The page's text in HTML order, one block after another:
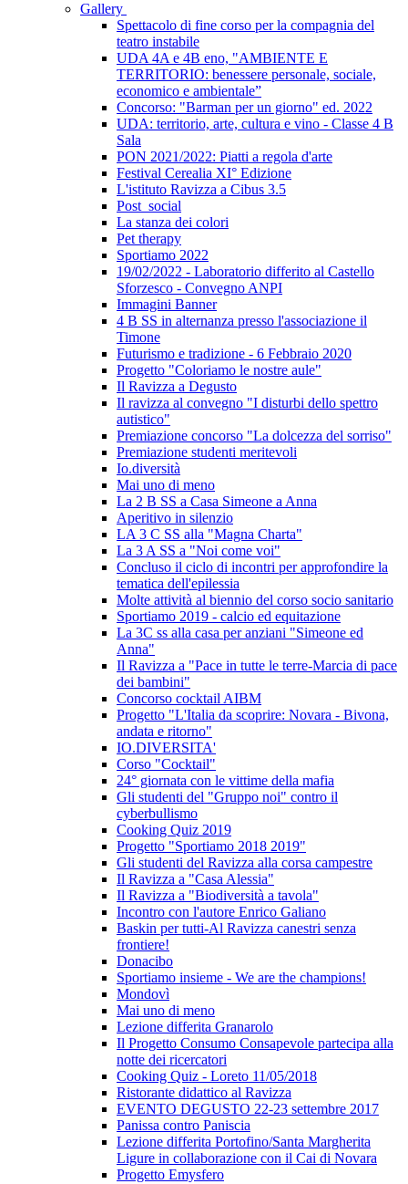
Gallery
Spettacolo di fine corso per la compagnia del
teatro instabile
UDA 4A e 4B eno, "AMBIENTE E
TERRITORIO: benessere personale, sociale,
economico e ambientale”
Concorso: "Barman per un giorno" ed. 2022
UDA: territorio, arte, cultura e vino - Classe 4 B
Sala
PON 2021/2022: Piatti a regola d'arte
Festival Cerealia XI° Edizione
L'istituto Ravizza a Cibus 3.5
Post_social
La stanza dei colori
Pet therapy
Sportiamo 2022
19/02/2022 - Laboratorio differito al Castello
Sforzesco - Convegno ANPI
Immagini Banner
4 B SS in alternanza presso l'associazione il
Timone
Futurismo e tradizione - 6 Febbraio 2020
Progetto "Coloriamo le nostre aule"
Il Ravizza a Degusto
Il ravizza al convegno "I disturbi dello spettro
autistico"
Premiazione concorso "La dolcezza del sorriso"
Premiazione studenti meritevoli
Io.diversità
Mai uno di meno
La 2 B SS a Casa Simeone a Anna
Aperitivo in silenzio
LA 3 C SS alla "Magna Charta"
La 3 A SS a "Noi come voi"
Concluso il ciclo di incontri per approfondire la
tematica dell'epilessia
Molte attività al biennio del corso socio sanitario
Sportiamo 2019 - calcio ed equitazione
La 3C ss alla casa per anziani "Simeone ed
Anna"
Il Ravizza a "Pace in tutte le terre-Marcia di pace
dei bambini"
Concorso cocktail AIBM
Progetto "L'Italia da scoprire: Novara - Bivona,
andata e ritorno"
IO.DIVERSITA'
Corso "Cocktail"
24° giornata con le vittime della mafia
Gli studenti del "Gruppo noi" contro il
cyberbullismo
Cooking Quiz 2019
Progetto "Sportiamo 2018 2019"
Gli studenti del Ravizza alla corsa campestre
Il Ravizza a "Casa Alessia"
Il Ravizza a "Biodiversità a tavola"
Incontro con l'autore Enrico Galiano
Baskin per tutti-Al Ravizza canestri senza
frontiere!
Donacibo
Sportiamo insieme - We are the champions!
Mondovì
Mai uno di meno
Lezione differita Granarolo
Il Progetto Consumo Consapevole partecipa alla
notte dei ricercatori
Cooking Quiz - Loreto 11/05/2018
Ristorante didattico al Ravizza
EVENTO DEGUSTO 22-23 settembre 2017
Panissa contro Paniscia
Lezione differita Portofino/Santa Margherita
Ligure in collaborazione con il Cai di Novara
Progetto Emysfero